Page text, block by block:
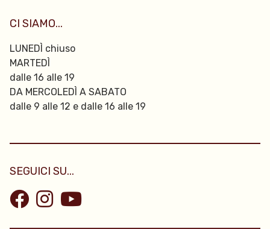
CI SIAMO...
LUNEDÌ chiuso
MARTEDÌ
dalle 16 alle 19
DA MERCOLEDÌ A SABATO
dalle 9 alle 12 e dalle 16 alle 19
SEGUICI SU...